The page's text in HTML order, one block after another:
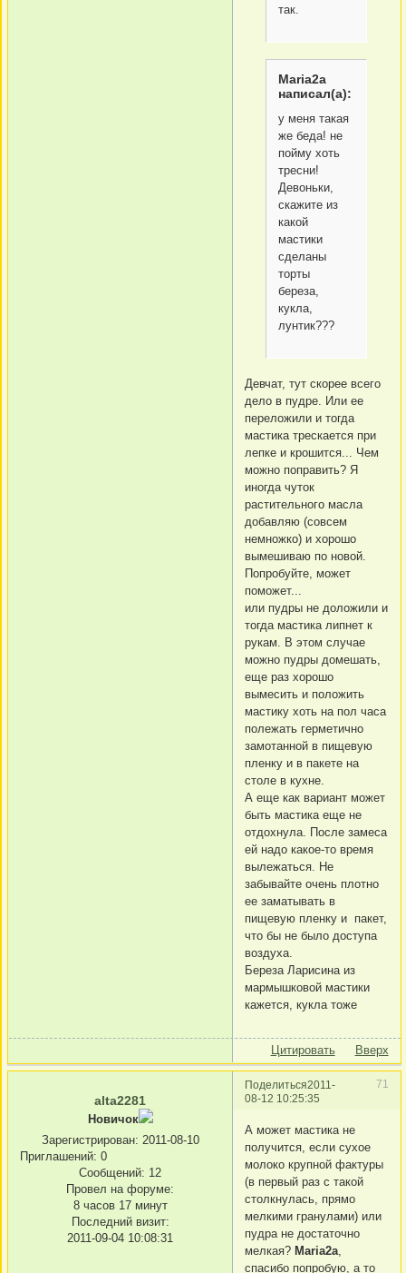
так.
Maria2a
написал(а):
у меня такая
же беда! не
пойму хоть
тресни!
Девоньки,
скажите из
какой
мастики
сделаны
торты
береза,
кукла,
лунтик???
Девчат, тут скорее всего
дело в пудре. Или ее
переложили и тогда
мастика трескается при
лепке и крошится... Чем
можно поправить? Я
иногда чуток
растительного масла
добавляю (совсем
немножко) и хорошо
вымешиваю по новой.
Попробуйте, может
поможет...
или пудры не доложили и
тогда мастика липнет к
рукам. В этом случае
можно пудры домешать,
еще раз хорошо
вымесить и положить
мастику хоть на пол часа
полежать герметично
замотанной в пищевую
пленку и в пакете на
столе в кухне.
А еще как вариант может
быть мастика еще не
отдохнула. После замеса
ей надо какое-то время
вылежаться. Не
забывайте очень плотно
ее заматывать в
пищевую пленку и пакет,
что бы не было доступа
воздуха.
Береза Ларисина из
мармышковой мастики
кажется, кукла тоже
Цитировать Вверх
Поделиться 71
2011-
08-12 10:25:35
alta2281
Новичок
Зарегистрирован: 2011-08-10
Приглашений: 0
Сообщений: 12
Провел на форуме:
8 часов 17 минут
Последний визит:
2011-09-04 10:08:31
А может мастика не
получится, если сухое
молоко крупной фактуры
(в первый раз с такой
столкнулась, прямо
мелкими гранулами) или
пудра не достаточно
мелкая? Maria2a,
спасибо попробую, а то